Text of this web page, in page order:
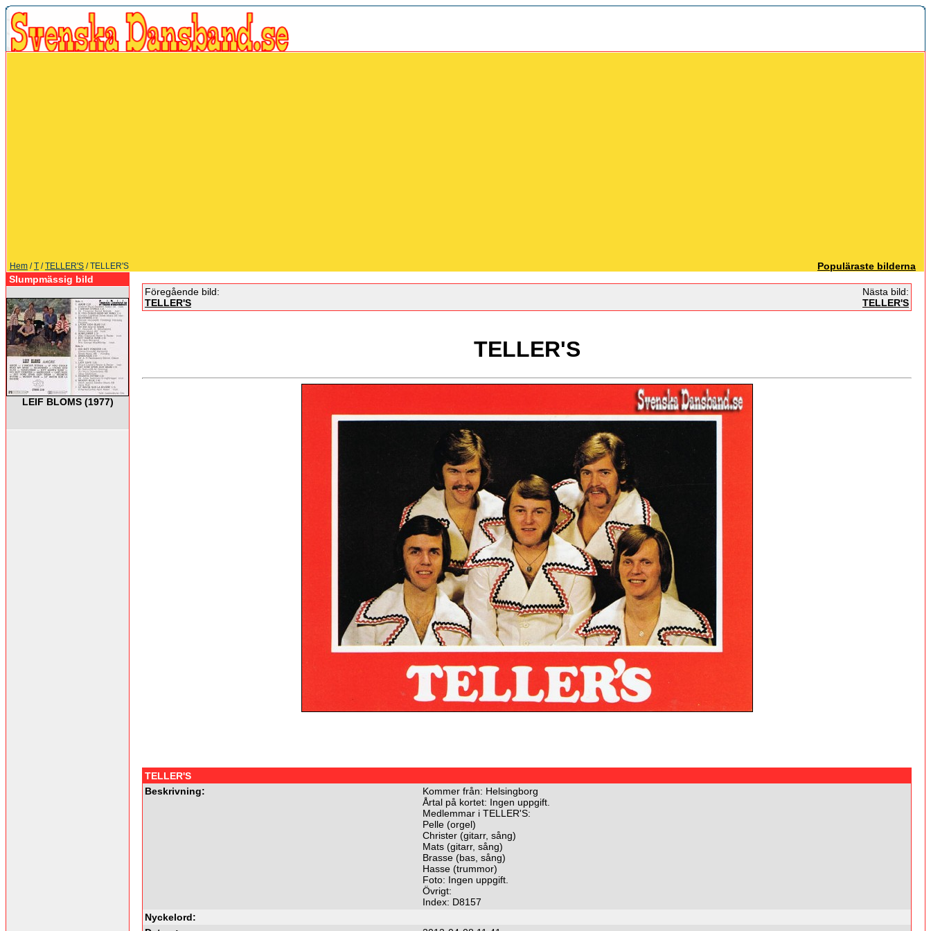
Hem /T /TELLER'S / TELLER'S
Populäraste bilderna
Slumpmässig bild
LEIF BLOMS (1977)
Föregående bild:
TELLER'S
Nästa bild:
TELLER'S
TELLER'S
TELLER'S
Beskrivning:
Kommer från: Helsingborg
Årtal på kortet: Ingen uppgift.
Medlemmar i TELLER'S:
Pelle (orgel)
Christer (gitarr, sång)
Mats (gitarr, sång)
Brasse (bas, sång)
Hasse (trummor)
Foto: Ingen uppgift.
Övrigt:
Index: D8157
Nyckelord: